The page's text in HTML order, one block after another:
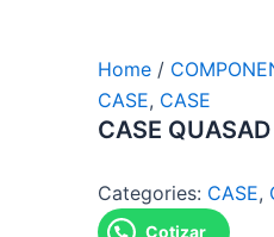
Home /
CASE, CASE
CASE
Categories: CASE,
Cotizar